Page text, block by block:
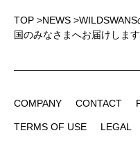
TOP >NEWS >
国のみなさまへお届けします
COMPANY
CONTACT
TERMS OF USE
LEGAL